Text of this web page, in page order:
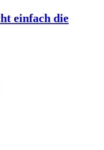
einfach die